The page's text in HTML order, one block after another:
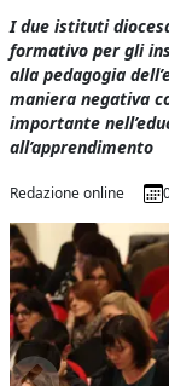
I due istituti
formativo per gli
alla pedagogia
maniera negativa
importante
all’apprendimento
Redazione online